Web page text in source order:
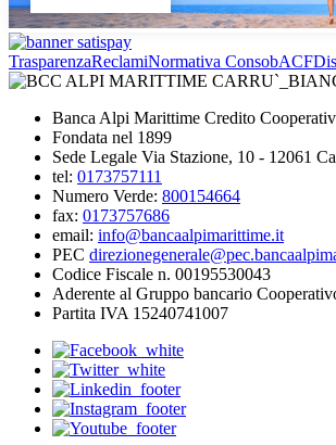
TrasparenzaReclamiNormativa ConsobACF
Banca Alpi Marittime Credito
Fondata nel 1899
Sede Legale Via Stazione, 10 - 12061
tel: 0173757111
Numero Verde: 800154664
fax: 0173757686
email: info@bancaalpimarittime.it
PEC
Codice Fiscale n. 00195530043
Aderente al Gruppo bancario
Partita IVA 15240741007